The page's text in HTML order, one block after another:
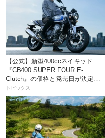
【公式】新型400ccネイキッド
『CB400 SUPER FOUR E-
Clutch』の価格と発売日が決定！
シリーズ最高58馬力＆14kgもの軽
量化!? 完全に「旧CB400SF」を超
えた!?【Honda2026新車ニュー
ス】
トピックス